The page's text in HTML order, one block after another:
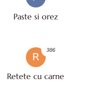
Paste si orez
R
Retete cu carne
386